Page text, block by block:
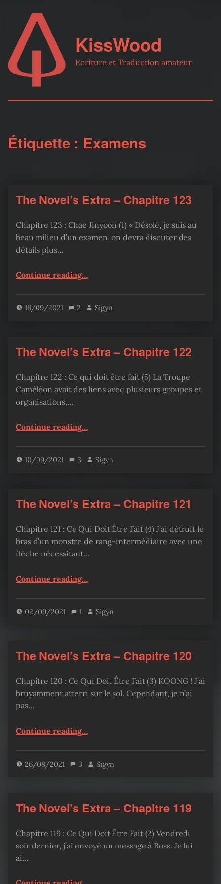
KissWood
Ecriture et Traduction amateur
Étiquette : Examens
The Novel’s Extra – Chapitre 123
Chapitre 123 : Chae Jinyoon (1) « Désolé, je suis au
beau milieu d’un examen, on devra discuter des
détails plus…
Continue reading“The Novel’s Extra – Chapitre 123”
…
16/09/2021 2 Sigyn
The Novel’s Extra – Chapitre 122
Chapitre 122 : Ce qui doit être fait (5) La Troupe
Caméléon avait des liens avec plusieurs groupes et
organisations,…
Continue reading“The Novel’s Extra – Chapitre 122”
…
10/09/2021 3 Sigyn
The Novel’s Extra – Chapitre 121
Chapitre 121 : Ce Qui Doit Être Fait (4) J’ai détruit le
bras d’un monstre de rang-intermédiaire avec une
flèche nécessitant…
Continue reading“The Novel’s Extra – Chapitre 121”
…
02/09/2021 1 Sigyn
The Novel’s Extra – Chapitre 120
Chapitre 120 : Ce Qui Doit Être Fait (3) KOONG ! J’ai
bruyamment atterri sur le sol. Cependant, je n’ai
pas…
Continue reading“The Novel’s Extra – Chapitre 120”
…
26/08/2021 3 Sigyn
The Novel’s Extra – Chapitre 119
Chapitre 119 : Ce Qui Doit Être Fait (2) Vendredi
soir dernier, j’ai envoyé un message à Boss. Je lui
ai…
“The Novel’s Extra – Chapitre 119”